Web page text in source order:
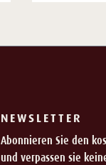
NEWSLETTER
Abonnieren Sie den
und verpassen sie